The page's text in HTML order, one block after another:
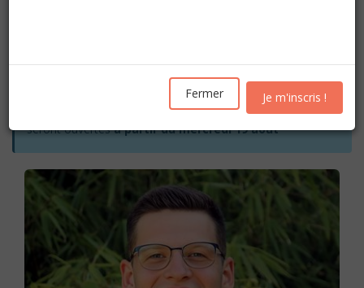
Les inscriptions pour l'année académique 2026-2027
seront ouvertesà partir du mercredi 19 août
Fermer Je m'inscris !